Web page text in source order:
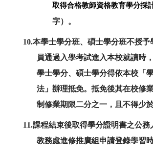
取得合格教師資格教育學分採
字）。
10.本學士學分班、碩士學分班不授
員通過入學考試進入本校就讀時
學士學分、碩士學分得依本校「
法」辦理抵免。抵免後其在校修
制修業期限二分之一，且不得少於
11.課程結束後取得學分證明書之公
教務處進修推廣組申請登錄學習時